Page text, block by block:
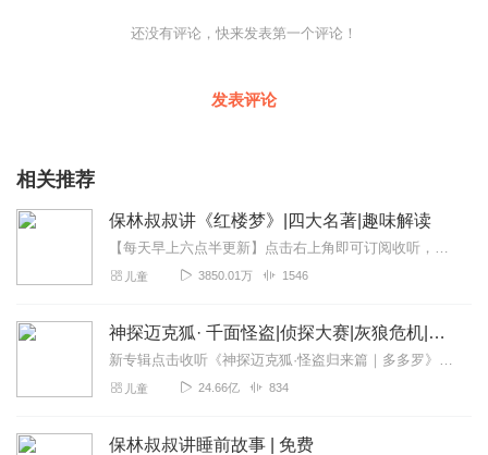
还没有评论，快来发表第一个评论！
发表评论
相关推荐
保林叔叔讲《红楼梦》|四大名著|趣味解读
【每天早上六点半更新】点击右上角即可订阅收听，喜欢这个故事请多多好评、转发，并投出宝贵的月票吧！感谢大家的支持与喜爱！【点击进入】保林叔叔封神宇宙故事圈，神仙老...
儿童 3850.01万 1546
神探迈克狐· 千面怪盗|侦探大赛|灰狼危机|多多罗
新专辑点击收听《神探迈克狐·怪盗归来篇｜多多罗》！！！>>>点击进入主播橱窗购买《神探迈克狐》系列图书吧!<<<多多罗故事【点击前往】收听多多罗其他好玩有趣的故...
儿童 24.66亿 834
保林叔叔讲睡前故事 | 免费